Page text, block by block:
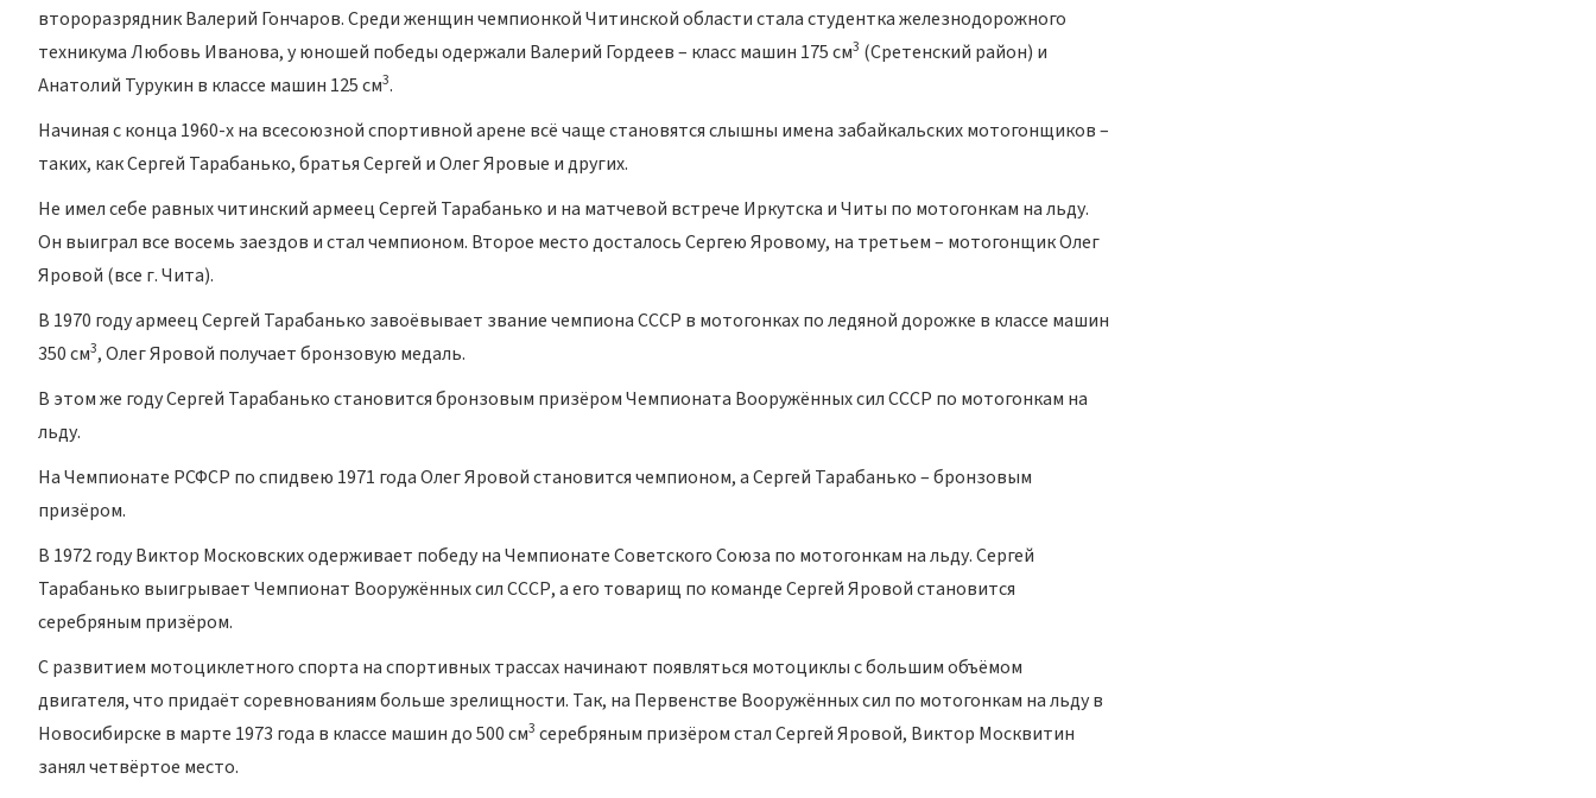
второразрядник Валерий Гончаров. Среди женщин чемпионкой Читинской области стала студентка железнодорожного
техникума Любовь Иванова, у юношей победы одержали Валерий Гордеев – класс машин 175 см3 (Сретенский район) и
Анатолий Турукин в классе машин 125 см3.
Начиная с конца 1960-х на всесоюзной спортивной арене всё чаще становятся слышны имена забайкальских мотогонщиков –
таких, как Сергей Тарабанько, братья Сергей и Олег Яровые и других.
Не имел себе равных читинский армеец Сергей Тарабанько и на матчевой встрече Иркутска и Читы по мотогонкам на льду.
Он выиграл все восемь заездов и стал чемпионом. Второе место досталось Сергею Яровому, на третьем – мотогонщик Олег
Яровой (все г. Чита).
В 1970 году армеец Сергей Тарабанько завоёвывает звание чемпиона СССР в мотогонках по ледяной дорожке в классе машин
350 см3, Олег Яровой получает бронзовую медаль.
В этом же году Сергей Тарабанько становится бронзовым призёром Чемпионата Вооружённых сил СССР по мотогонкам на
льду.
На Чемпионате РСФСР по спидвею 1971 года Олег Яровой становится чемпионом, а Сергей Тарабанько – бронзовым
призёром.
В 1972 году Виктор Московских одерживает победу на Чемпионате Советского Союза по мотогонкам на льду. Сергей
Тарабанько выигрывает Чемпионат Вооружённых сил СССР, а его товарищ по команде Сергей Яровой становится
серебряным призёром.
С развитием мотоциклетного спорта на спортивных трассах начинают появляться мотоциклы с большим объёмом
двигателя, что придаёт соревнованиям больше зрелищности. Так, на Первенстве Вооружённых сил по мотогонкам на льду в
Новосибирске в марте 1973 года в классе машин до 500 см3 серебряным призёром стал Сергей Яровой, Виктор Москвитин
занял четвёртое место.